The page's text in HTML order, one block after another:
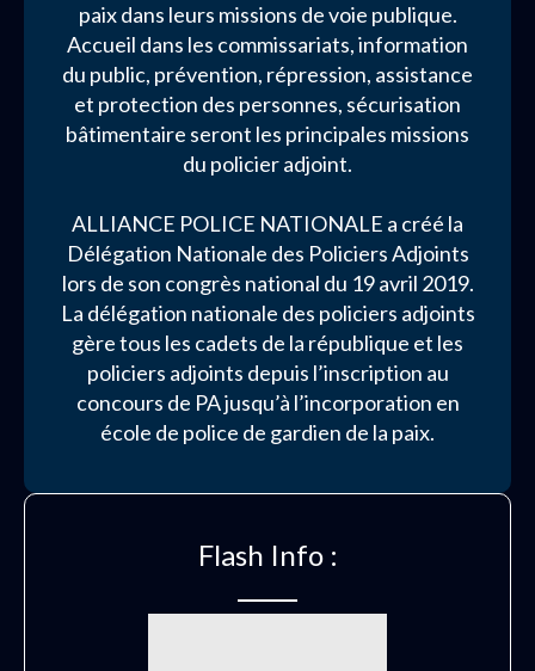
paix dans leurs missions de voie publique.
Accueil dans les commissariats, information
du public, prévention, répression, assistance
et protection des personnes, sécurisation
bâtimentaire seront les principales missions
du policier adjoint.
ALLIANCE POLICE NATIONALE a créé la
Délégation Nationale des Policiers Adjoints
lors de son congrès national du 19 avril 2019.
La délégation nationale des policiers adjoints
gère tous les cadets de la république et les
policiers adjoints depuis l’inscription au
concours de PA jusqu’à l’incorporation en
école de police de gardien de la paix.
Flash Info :